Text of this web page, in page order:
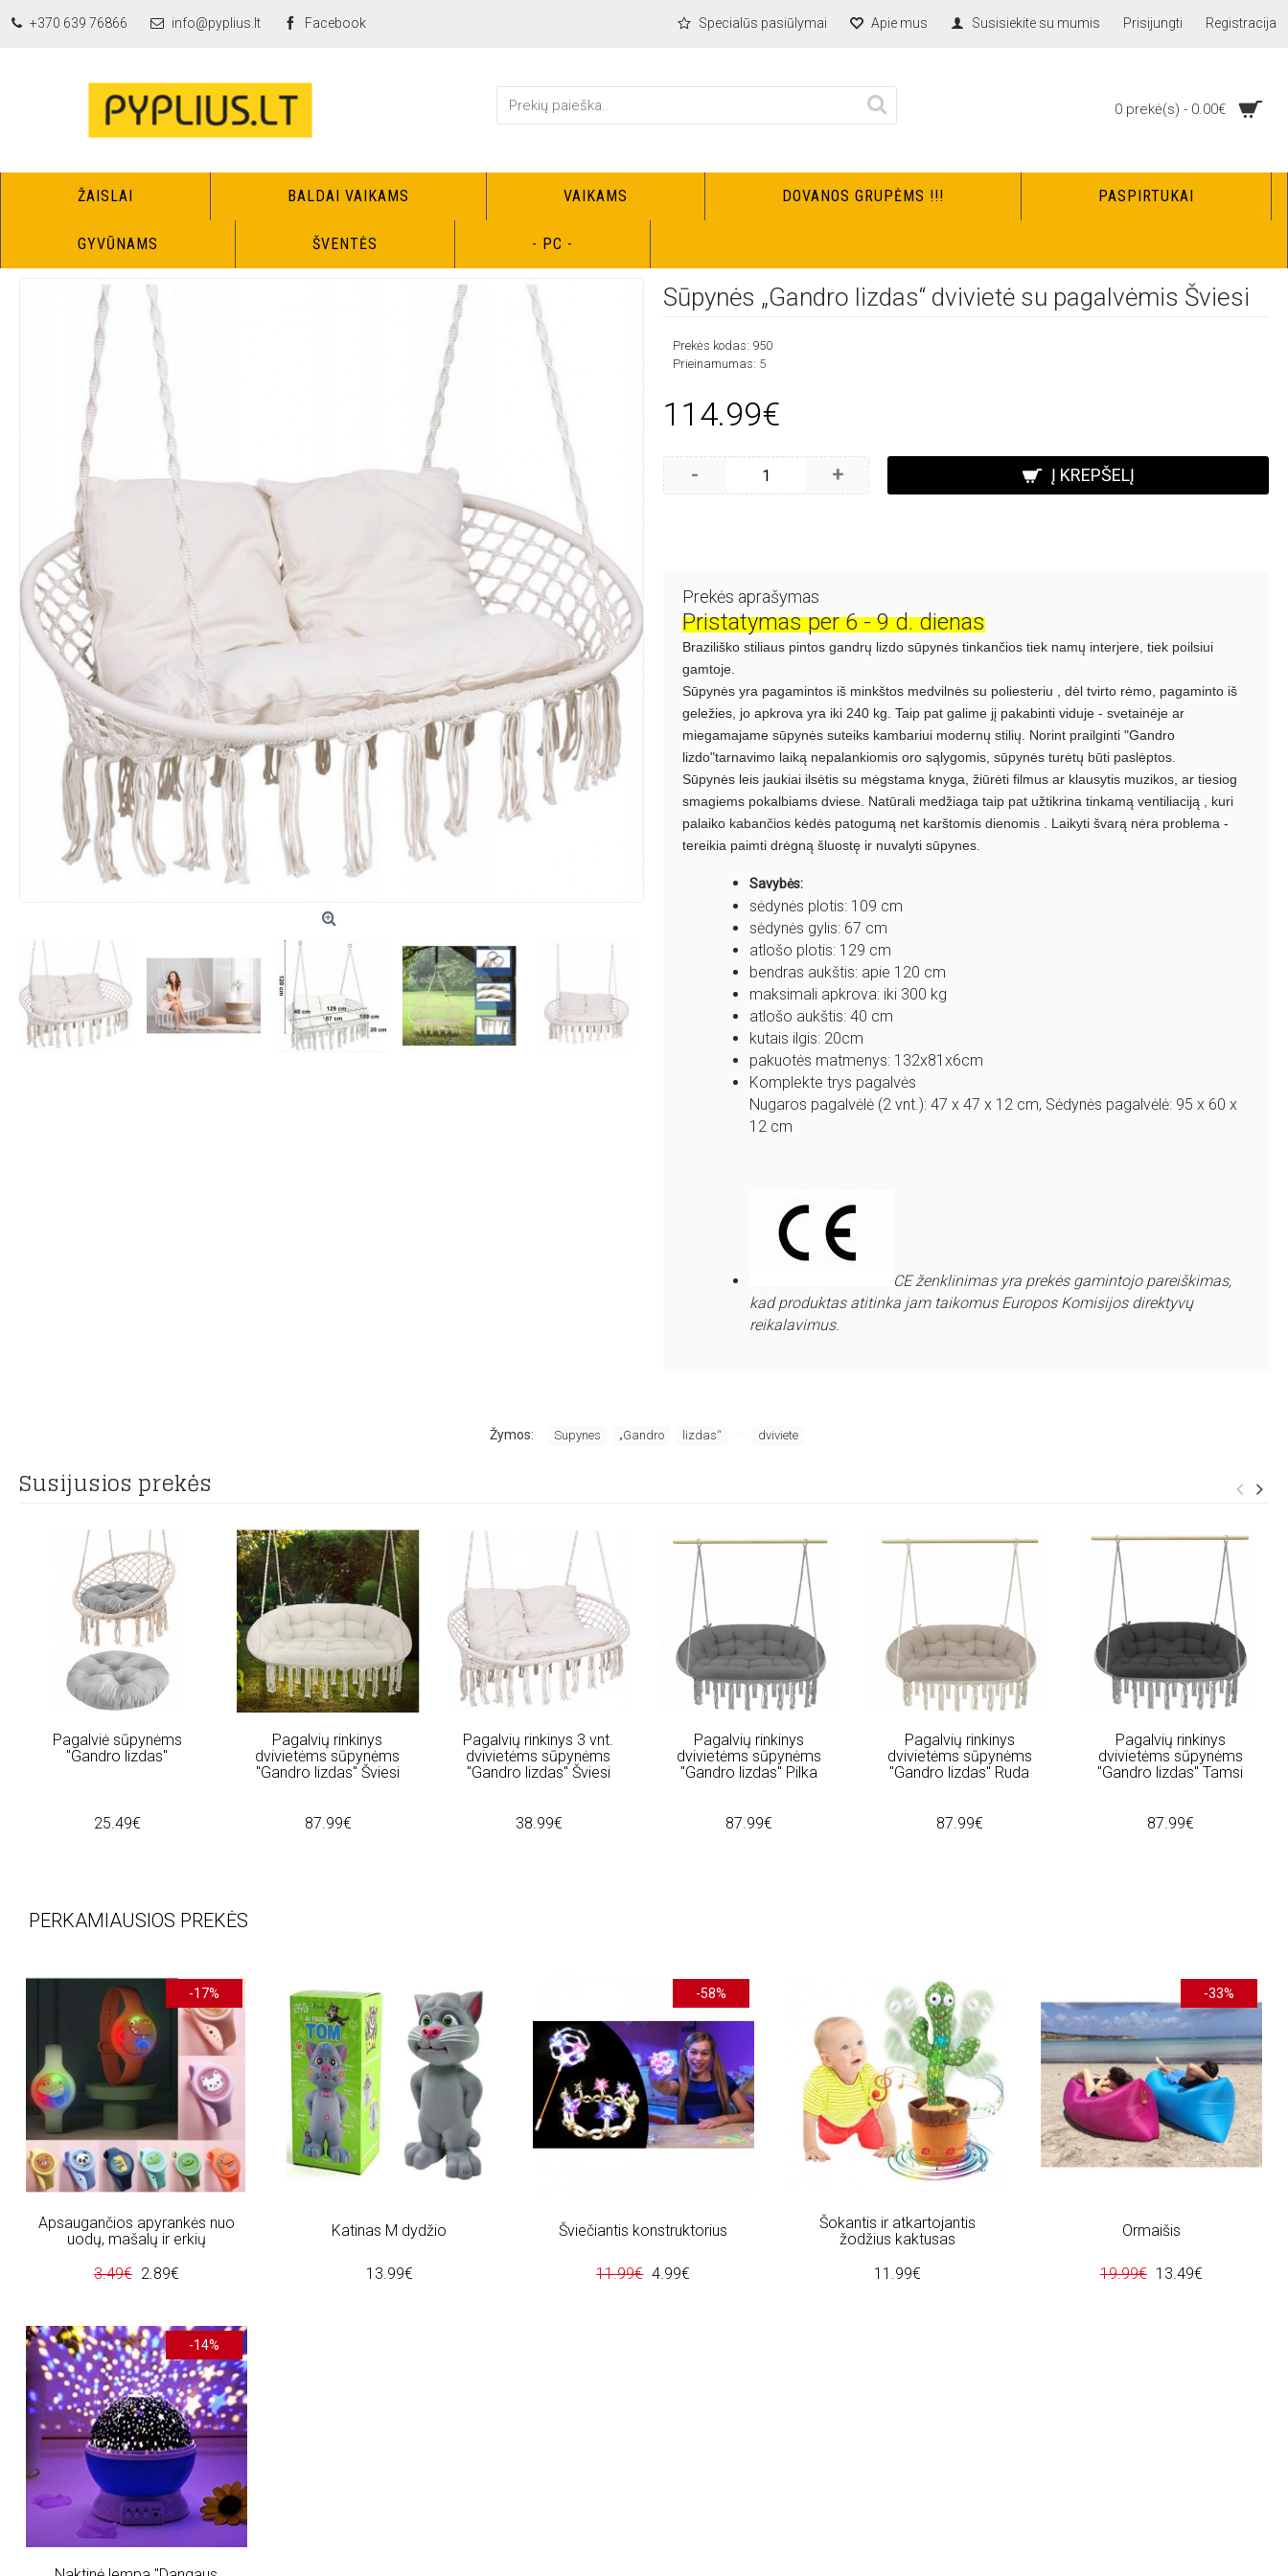
+370 639 76866 info@pyplius.lt Facebook Specialūs pasiūlymai Apie mus Susisiekite su mumis Prisijungti Registracija
0 prekė(s) - 0.00€
ŽAISLAI BALDAI VAIKAMS VAIKAMS DOVANOS GRUPĖMS !!! PASPIRTUKAI
GYVŪNAMS ŠVENTĖS - PC -
Foteliukai
Sūpynės „Gandro lizdas“ dvivietė su pagalvėmis Šviesi
Prekės kodas: 950
Prieinamumas: 5
114.99€
- + Į KREPŠELĮ
Prekės aprašymas
Pristatymas per 6 - 9 d. dienas
Braziliško stiliaus pintos gandrų lizdo sūpynės tinkančios tiek namų interjere, tiek poilsiui
gamtoje.
Sūpynės yra pagamintos iš minkštos medvilnės su poliesteriu , dėl tvirto rėmo, pagaminto iš
geležies, jo apkrova yra iki 240 kg. Taip pat galime jį pakabinti viduje - svetainėje ar
miegamajame sūpynės suteiks kambariui modernų stilių. Norint prailginti "Gandro
lizdo"tarnavimo laiką nepalankiomis oro sąlygomis, sūpynės turėtų būti paslėptos.
Sūpynės leis jaukiai ilsėtis su mėgstama knyga, žiūrėti filmus ar klausytis muzikos, ar tiesiog
smagiems pokalbiams dviese. Natūrali medžiaga taip pat užtikrina tinkamą ventiliaciją , kuri
palaiko kabančios kėdės patogumą net karštomis dienomis . Laikyti švarą nėra problema -
tereikia paimti drėgną šluostę ir nuvalyti sūpynes.
Savybės:
sėdynės plotis: 109 cm
sėdynės gylis: 67 cm
atlošo plotis: 129 cm
bendras aukštis: apie 120 cm
maksimali apkrova: iki 300 kg
atlošo aukštis: 40 cm
kutais ilgis: 20cm
pakuotės matmenys: 132x81x6cm
Komplekte trys pagalvės
Nugaros pagalvėlė (2 vnt.): 47 x 47 x 12 cm, Sėdynės pagalvėlė: 95 x 60 x
12 cm
CE ženklinimas yra prekės gamintojo pareiškimas,
kad produktas atitinka jam taikomus Europos Komisijos direktyvų
reikalavimus.
Žymos: Supynes „Gandro lizdas“ dviviete
Susijusios prekės
Pagalviė sūpynėms
"Gandro lizdas"
25.49€
Pagalvių rinkinys
dvivietėms sūpynėms
"Gandro lizdas" Šviesi
87.99€
Pagalvių rinkinys 3 vnt.
dvivietėms sūpynėms
"Gandro lizdas" Šviesi
38.99€
Pagalvių rinkinys
dvivietėms sūpynėms
"Gandro lizdas" Pilka
87.99€
Pagalvių rinkinys
dvivietėms sūpynėms
"Gandro lizdas" Ruda
87.99€
Pagalvių rinkinys
dvivietėms sūpynėms
"Gandro lizdas" Tamsi
87.99€
PERKAMIAUSIOS PREKĖS
-17%
Apsaugančios apyrankės nuo
uodų, mašalų ir erkių
3.49€ 2.89€
Katinas M dydžio
13.99€
-58%
Šviečiantis konstruktorius
11.99€ 4.99€
Šokantis ir atkartojantis
žodžius kaktusas
11.99€
-33%
Ormaišis
19.99€ 13.49€
-14%